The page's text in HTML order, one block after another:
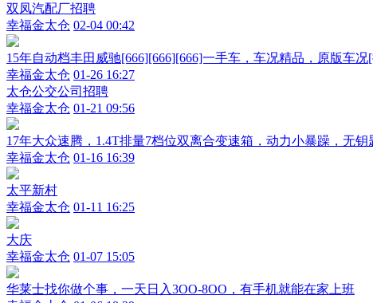
双凤汽配厂招聘
幸福金太仓 02-04 00:42
15年自动档丰田威驰[666][666][666]一手车，车况精品，原版车
幸福金太仓 01-26 16:27
太仓公交公司招聘
幸福金太仓 01-21 09:56
17年大众速腾，1.4T排量7档位双离合变速箱，动力小暴躁，
幸福金太仓 01-16 16:39
太平新村
幸福金太仓 01-11 16:25
大庆
幸福金太仓 01-07 15:05
华莱士找你做个事，一天日入3OO-8OO，有手机就能在家上班